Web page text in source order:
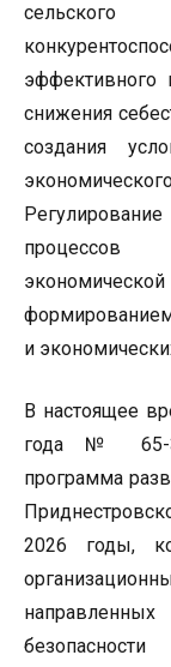
эффективного
снижения
создания
процессов
и
В настоящее
года № 65-З-
программа
2026 годы,
направленных